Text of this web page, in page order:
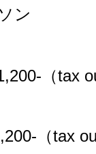
ン
（tax
（tax